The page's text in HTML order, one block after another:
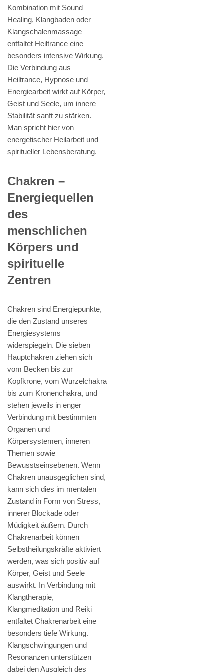
Kombination mit Sound
Healing, Klangbaden oder
Klangschalenmassage
entfaltet Heiltrance eine
besonders intensive Wirkung.
Die Verbindung aus
Heiltrance, Hypnose und
Energiearbeit wirkt auf Körper,
Geist und Seele, um innere
Stabilität sanft zu stärken.
Man spricht hier von
energetischer Heilarbeit und
spiritueller Lebensberatung.
Chakren –
Energiequellen
des
menschlichen
Körpers und
spirituelle
Zentren
Chakren sind Energiepunkte,
die den Zustand unseres
Energiesystems
widerspiegeln. Die sieben
Hauptchakren ziehen sich
vom Becken bis zur
Kopfkrone, vom Wurzelchakra
bis zum Kronenchakra, und
stehen jeweils in enger
Verbindung mit bestimmten
Organen und
Körpersystemen, inneren
Themen sowie
Bewusstseinsebenen. Wenn
Chakren unausgeglichen sind,
kann sich dies im mentalen
Zustand in Form von Stress,
innerer Blockade oder
Müdigkeit äußern. Durch
Chakrenarbeit können
Selbstheilungskräfte aktiviert
werden, was sich positiv auf
Körper, Geist und Seele
auswirkt. In Verbindung mit
Klangtherapie,
Klangmeditation und Reiki
entfaltet Chakrenarbeit eine
besonders tiefe Wirkung.
Klangschwingungen und
Resonanzen unterstützen
dabei den Ausgleich des